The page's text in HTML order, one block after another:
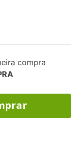
compra